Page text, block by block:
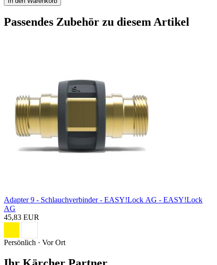
Passendes Zubehör zu diesem Artikel
Adapter 9 - Schlauchverbinder - EASY!Lock AG - EASY!Lock
AG
45,83 EUR
Persönlich · Vor Ort